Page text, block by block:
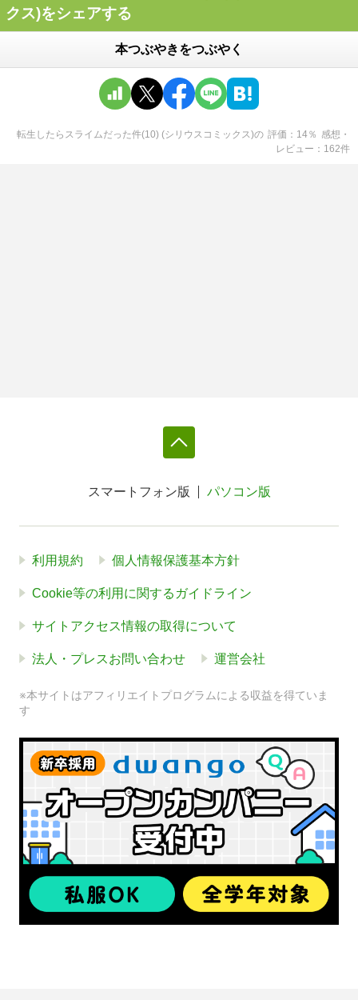
クス)をシェアする
本つぶやきをつぶやく
転生したらスライムだった件(10) (シリウスコミックス)の 評価 14％ 感想・
レビュー
162件
スマートフォン版 パソコン版
利用規約 個人情報保護基本方針
Cookie等の利用に関するガイドライン
サイトアクセス情報の取得について
法人・プレスお問い合わせ 運営会社
※本サイトはアフィリエイトプログラムによる収益を得ていま
す